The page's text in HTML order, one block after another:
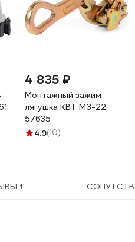
4 835 ₽
Монтажный зажим
лягушка КВТ МЗ-22
57635
4.9(10)
1